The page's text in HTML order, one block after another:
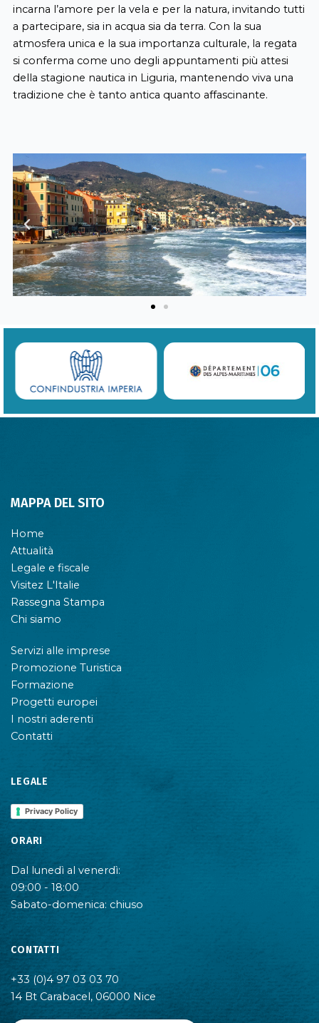
incarna l’amore per la vela e per la natura, invitando tutti
a partecipare, sia in acqua sia da terra. Con la sua
atmosfera unica e la sua importanza culturale, la regata
si conferma come uno degli appuntamenti più attesi
della stagione nautica in Liguria, mantenendo viva una
tradizione che è tanto antica quanto affascinante.
Previous Next
MAPPA DEL SITO
Home
Attualità
Legale e fiscale
Visitez L'Italie
Rassegna Stampa
Chi siamo
Servizi alle imprese
Promozione Turistica
Formazione
Progetti europei
I nostri aderenti
Contatti
LEGALE
Privacy Policy
ORARI
Dal lunedì al venerdì:
09:00 - 18:00
Sabato-domenica: chiuso
CONTATTI
+33 (0)4 97 03 03 70
14 Bt Carabacel, 06000 Nice